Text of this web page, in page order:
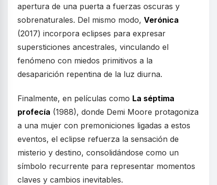
apertura de una puerta a fuerzas oscuras y
sobrenaturales. Del mismo modo, Verónica
(2017) incorpora eclipses para expresar
supersticiones ancestrales, vinculando el
fenómeno con miedos primitivos a la
desaparición repentina de la luz diurna.
Finalmente, en películas como La séptima
profecía (1988), donde Demi Moore protagoniza
a una mujer con premoniciones ligadas a estos
eventos, el eclipse refuerza la sensación de
misterio y destino, consolidándose como un
símbolo recurrente para representar momentos
claves y cambios inevitables.